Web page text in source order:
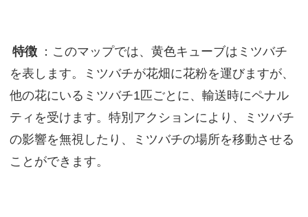
特徴 ：このマップでは、黄色キューブはミツバチ
を表します。ミツバチが花畑に花粉を運びますが、
他の花にいるミツバチ1匹ごとに、輸送時にペナル
ティを受けます。特別アクションにより、ミツバチ
の影響を無視したり、ミツバチの場所を移動させる
ことができます。